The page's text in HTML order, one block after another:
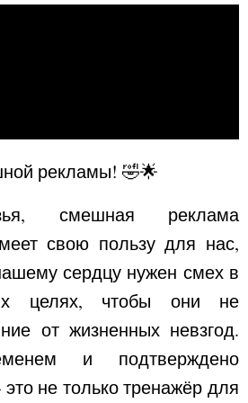
рекламы! 🤣🌟
смешная реклама
свою пользу для нас,
сердцу нужен смех в
целях, чтобы они не
от жизненных невзгод.
и подтверждено
не только тренажёр для